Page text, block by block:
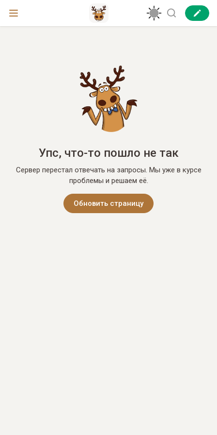
Упс, что-то пошло не так
Сервер перестал отвечать на запросы. Мы уже в курсе
проблемы и решаем её.
Обновить страницу